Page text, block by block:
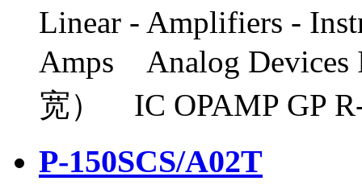
Linear - Amplifiers -
Amps Analog
宽） IC OPAMP GP
P-150SCS/A02T